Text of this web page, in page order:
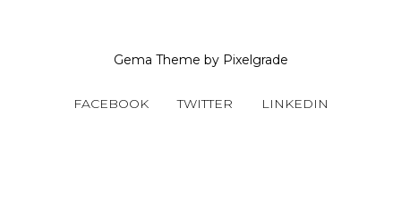
Gema Theme by Pixelgrade
FACEBOOK TWITTER LINKEDIN